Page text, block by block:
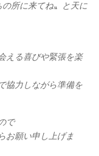
所に来てね〟と天に
える喜びや緊張を楽
協力しながら準備を
で
お願い申し上げま